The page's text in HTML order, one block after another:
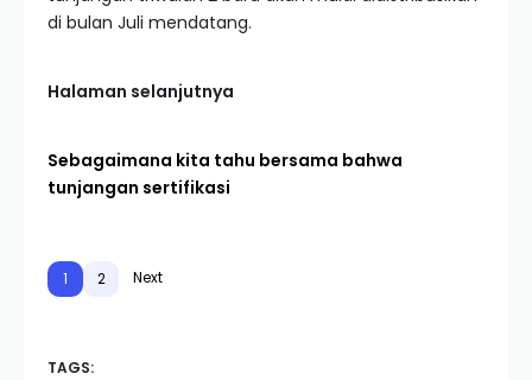
di bulan Juli mendatang.
Halaman selanjutnya
Sebagaimana kita tahu bersama bahwa
tunjangan sertifikasi
1 2 Next
TAGS: